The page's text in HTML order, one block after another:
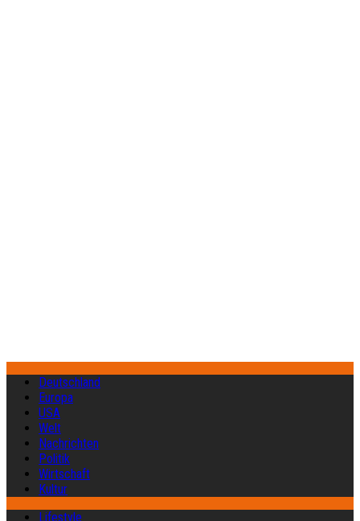
Deutschland
Europa
USA
Welt
Nachrichten
Politik
Wirtschaft
Kultur
Lifestyle